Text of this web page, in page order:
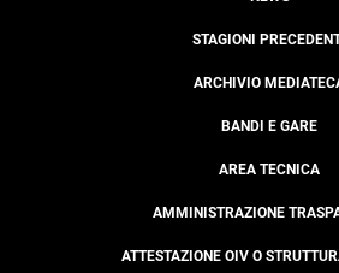
STAGIONI
ARCHIVIO
BANDI E GARE
AREA TECNICA
AMMINISTRAZIONE
ATTESTAZIONE OIV O